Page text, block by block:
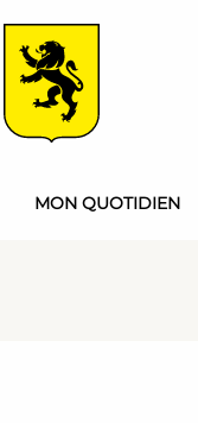
MON QUOTIDIEN